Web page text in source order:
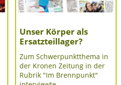
Unser Körper als
Ersatzteillager?
Zum Schwerpunktthema in
der Kronen Zeitung in der
Rubrik "Im Brennpunkt"